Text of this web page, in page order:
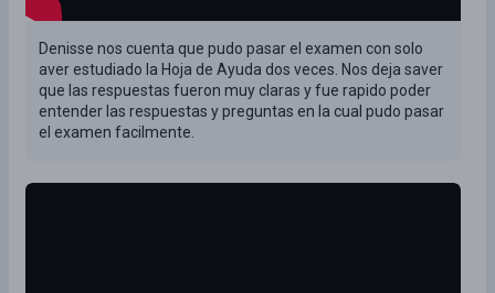
Denisse nos cuenta que pudo pasar el examen con solo
aver estudiado la Hoja de Ayuda dos veces. Nos deja saver
que las respuestas fueron muy claras y fue rapido poder
entender las respuestas y preguntas en la cual pudo pasar
el examen facilmente.